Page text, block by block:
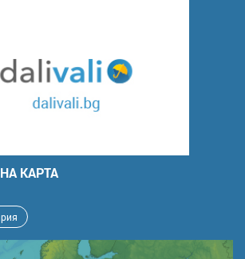
КАРТА